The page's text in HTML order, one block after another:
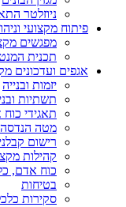
ניוזלטר
פיתוח מקצועי
מפגשים
תכנית
אגפים ועדכונים
יזמות ובנייה
תשתיות
תאגידי
מטה הנדסה
רישום
קהילות
כוח אדם,
בטיחות
סקירות